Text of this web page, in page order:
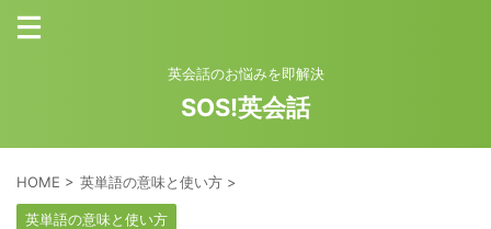
英会話のお悩みを即解決
SOS!英会話
HOME > 英単語の意味と使い方 >
英単語の意味と使い方